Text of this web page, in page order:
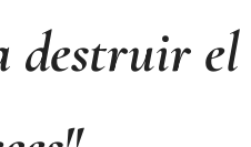
destruir el